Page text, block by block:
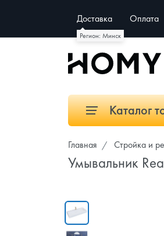
Регион: Минск
Доставка Оплата
Каталог
Главная Стройка и
Умывальник